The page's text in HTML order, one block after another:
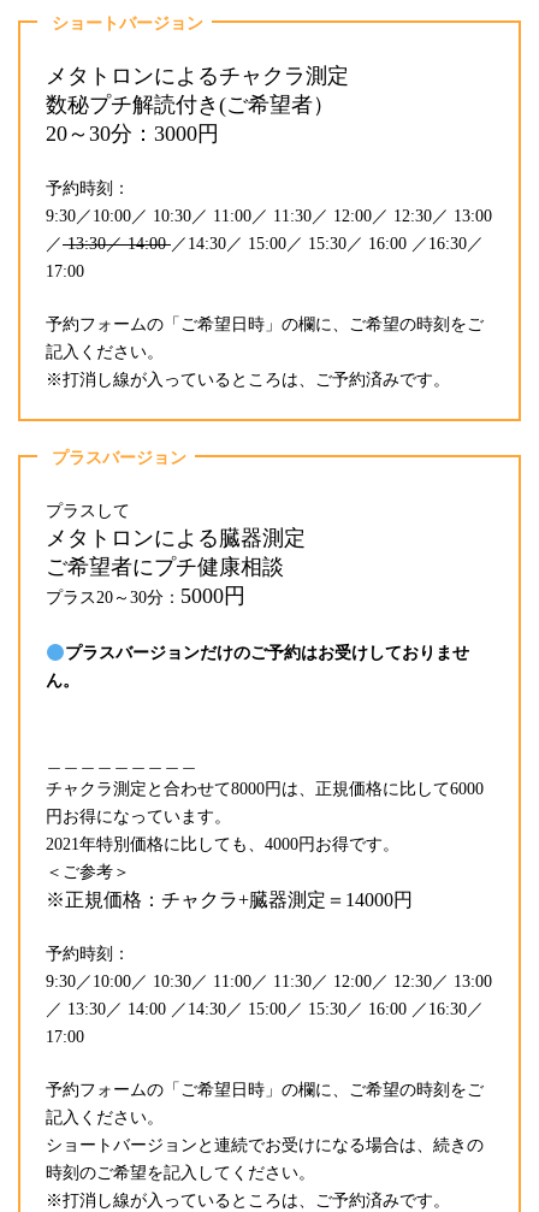
ショートバージョン
メタトロンによるチャクラ測定
数秘プチ解読付き(ご希望者）
20～30分：3000円
予約時刻：
9:30／10:00／ 10:30／ 11:00／ 11:30／ 12:00／ 12:30／ 13:00
／13:30／ 14:00／14:30／ 15:00／ 15:30／ 16:00 ／16:30／
17:00
予約フォームの「ご希望日時」の欄に、ご希望の時刻をご
記入ください。
※打消し線が入っているところは、ご予約済みです。
プラスバージョン
プラスして
メタトロンによる臓器測定
ご希望者にプチ健康相談
プラス20～30分： 5000円
プラスバージョンだけのご予約はお受けしておりませ
ん。
チャクラ測定と合わせて8000円は、正規価格に比して6000
円お得になっています。
2021年特別価格に比しても、4000円お得です。
＜ご参考＞
※正規価格：チャクラ+臓器測定＝14000円
予約時刻：
9:30／10:00／ 10:30／ 11:00／ 11:30／ 12:00／ 12:30／ 13:00
／ 13:30／ 14:00 ／14:30／ 15:00／ 15:30／ 16:00 ／16:30／
17:00
予約フォームの「ご希望日時」の欄に、ご希望の時刻をご
記入ください。
ショートバージョンと連続でお受けになる場合は、続きの
時刻のご希望を記入してください。
※打消し線が入っているところは、ご予約済みです。